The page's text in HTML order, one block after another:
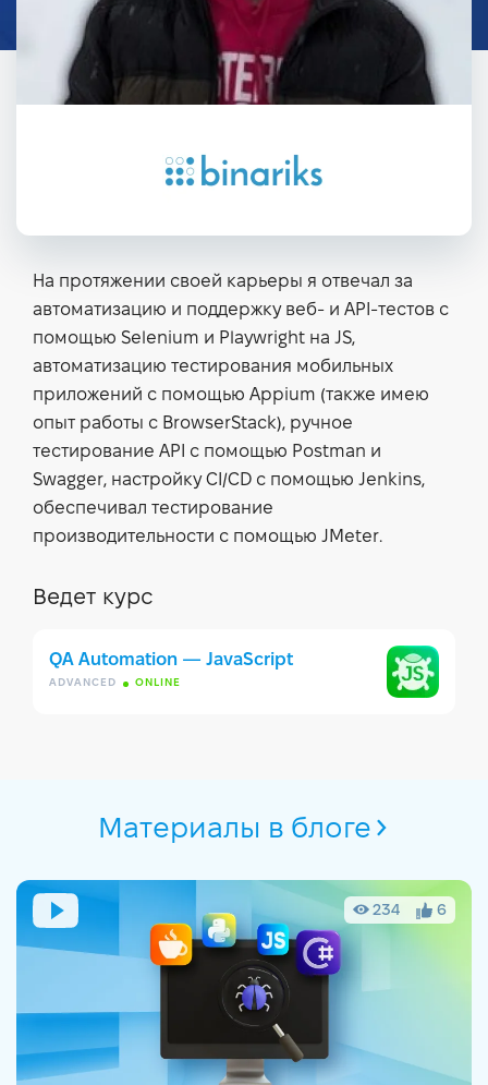
На протяжении своей карьеры я отвечал за
автоматизацию и поддержку веб- и API-тестов с
помощью Selenium и Playwright на JS,
автоматизацию тестирования мобильных
приложений с помощью Appium (также имею
опыт работы с BrowserStack), ручное
тестирование API с помощью Postman и
Swagger, настройку CI/CD с помощью Jenkins,
обеспечивал тестирование
производительности с помощью JMeter.
Ведет курс
QA Automation — JavaScript
ADVANCED ONLINE
Материалы в блоге
234 6